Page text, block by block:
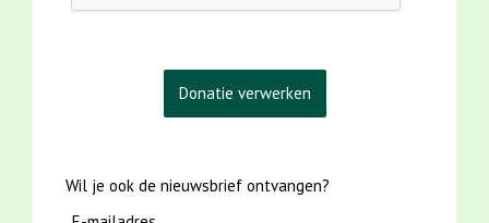
Wil je ook de nieuwsbrief ontvangen?